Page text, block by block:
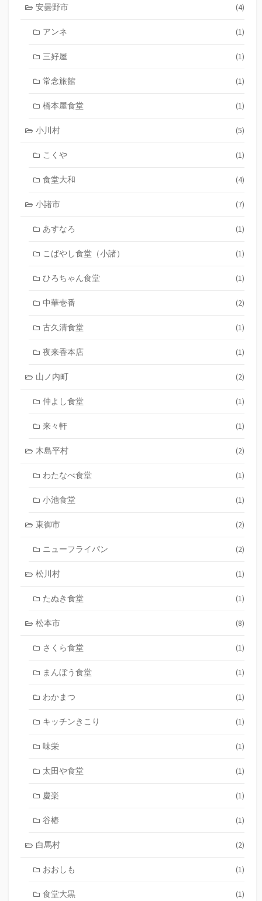
安曇野市 (4)
アンネ (1)
三好屋 (1)
常念旅館 (1)
橋本屋食堂 (1)
小川村 (5)
こくや (1)
食堂大和 (4)
小諸市 (7)
あすなろ (1)
こばやし食堂（小諸） (1)
ひろちゃん食堂 (1)
中華壱番 (2)
古久清食堂 (1)
夜来香本店 (1)
山ノ内町 (2)
仲よし食堂 (1)
来々軒 (1)
木島平村 (2)
わたなべ食堂 (1)
小池食堂 (1)
東御市 (2)
ニューフライパン (2)
松川村 (1)
たぬき食堂 (1)
松本市 (8)
さくら食堂 (1)
まんぼう食堂 (1)
わかまつ (1)
キッチンきこり (1)
味栄 (1)
太田や食堂 (1)
慶楽 (1)
谷椿 (1)
白馬村 (2)
おおしも (1)
食堂大黒 (1)